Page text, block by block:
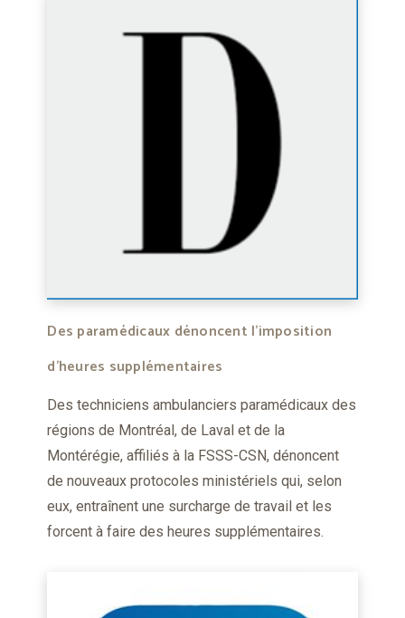
Des paramédicaux dénoncent l’imposition
d’heures supplémentaires
Des techniciens ambulanciers paramédicaux des
régions de Montréal, de Laval et de la
Montérégie, affiliés à la FSSS-CSN, dénoncent
de nouveaux protocoles ministériels qui, selon
eux, entraînent une surcharge de travail et les
forcent à faire des heures supplémentaires.